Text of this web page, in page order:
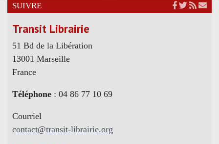
SUIVRE
Transit Librairie
51 Bd de la Libération
13001 Marseille
France
Téléphone : 04 86 77 10 69
Courriel
contact@transit-librairie.org